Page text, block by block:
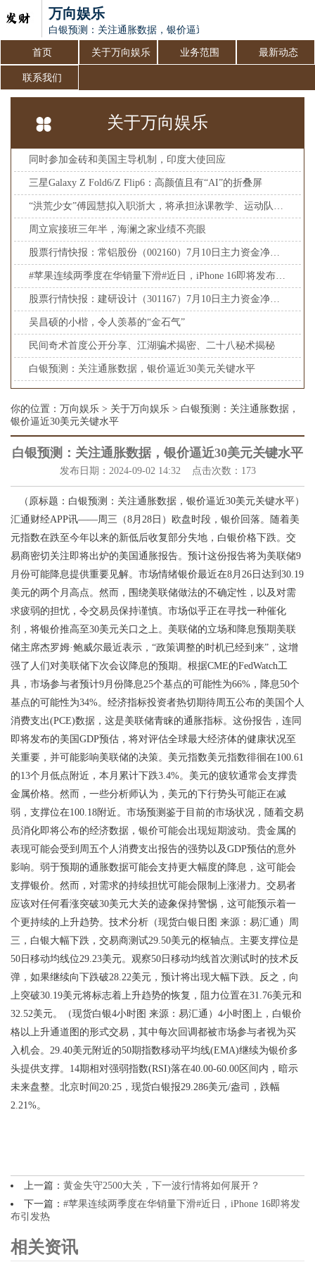
万向娱乐
白银预测：关注通胀数据，银价逼近30美元关键水平
首页 关于万向娱乐 业务范围 最新动态
联系我们
关于万向娱乐
同时参加金砖和美国主导机制，印度大使回应
三星Galaxy Z Fold6/Z Flip6：高颜值且有“AI”的折叠屏
“洪荒少女”傅园慧拟入职浙大，将承担泳课教学、运动队训练工作
周立宸接班三年半，海澜之家业绩不亮眼
股票行情快报：常铝股份（002160）7月10日主力资金净卖出136.45万元
#苹果连续两季度在华销量下滑#近日，iPhone 16即将发布引发热
股票行情快报：建研设计（301167）7月10日主力资金净卖出48.32万元
吴昌硕的小楷，令人羡慕的“金石气”
民间奇术首度公开分享、江湖骗术揭密、二十八秘术揭秘
白银预测：关注通胀数据，银价逼近30美元关键水平
你的位置： 万向娱乐 > 关于万向娱乐 > 白银预测：关注通胀数据，
银价逼近30美元关键水平
白银预测：关注通胀数据，银价逼近30美元关键水平
发布日期：2024-09-02 14:32 点击次数：173
（原标题：白银预测：关注通胀数据，银价逼近30美元关键水平）
汇通财经APP讯——周三（8月28日）欧盘时段，银价回落。随着美
元指数在跌至今年以来的新低后收复部分失地，白银价格下跌。交
易商密切关注即将出炉的美国通胀报告。预计这份报告将为美联储9
月份可能降息提供重要见解。市场情绪银价最近在8月26日达到30.19
美元的两个月高点。然而，围绕美联储做法的不确定性，以及对需
求疲弱的担忧，令交易员保持谨慎。市场似乎正在寻找一种催化
剂，将银价推高至30美元关口之上。美联储的立场和降息预期美联
储主席杰罗姆·鲍威尔最近表示，“政策调整的时机已经到来”，这增
强了人们对美联储下次会议降息的预期。根据CME的FedWatch工
具，市场参与者预计9月份降息25个基点的可能性为66%，降息50个
基点的可能性为34%。经济指标投资者热切期待周五公布的美国个人
消费支出(PCE)数据，这是美联储青睐的通胀指标。这份报告，连同
即将发布的美国GDP预估，将对评估全球最大经济体的健康状况至
关重要，并可能影响美联储的决策。美元指数美元指数徘徊在100.61
的13个月低点附近，本月累计下跌3.4%。美元的疲软通常会支撑贵
金属价格。然而，一些分析师认为，美元的下行势头可能正在减
弱，支撑位在100.18附近。市场预测鉴于目前的市场状况，随着交易
员消化即将公布的经济数据，银价可能会出现短期波动。贵金属的
表现可能会受到周五个人消费支出报告的强势以及GDP预估的意外
影响。弱于预期的通胀数据可能会支持更大幅度的降息，这可能会
支撑银价。然而，对需求的持续担忧可能会限制上涨潜力。交易者
应该对任何看涨突破30美元大关的迹象保持警惕，这可能预示着一
个更持续的上升趋势。技术分析（现货白银日图 来源：易汇通）周
三，白银大幅下跌，交易商测试29.50美元的枢轴点。主要支撑位是
50日移动均线位29.23美元。观察50日移动均线首次测试时的技术反
弹，如果继续向下跌破28.22美元，预计将出现大幅下跌。反之，向
上突破30.19美元将标志着上升趋势的恢复，阻力位置在31.76美元和
32.52美元。（现货白银4小时图 来源：易汇通）4小时图上，白银价
格以上升通道图的形式交易，其中每次回调都被市场参与者视为买
入机会。29.40美元附近的50期指数移动平均线(EMA)继续为银价多
头提供支撑。14期相对强弱指数(RSI)落在40.00-60.00区间内，暗示
未来盘整。北京时间20:25，现货白银报29.286美元/盎司，跌幅
2.21%。
上一篇： 黄金失守2500大关，下一波行情将如何展开？
下一篇： #苹果连续两季度在华销量下滑#近日，iPhone 16即将发
布引发热
相关资讯